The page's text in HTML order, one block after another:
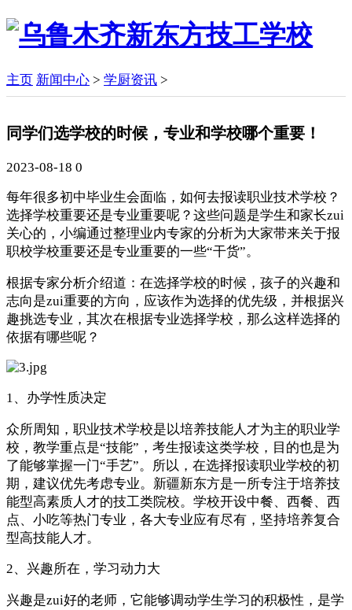
主页 新闻中心 > 学厨资讯 >
同学们选学校的时候，专业和学校哪个重要！
2023-08-18 0
每年很多初中毕业生会面临，如何去报读职业技术学校？
选择学校重要还是专业重要呢？这些问题是学生和家长zui
关心的，小编通过整理业内专家的分析为大家带来关于报
职校学校重要还是专业重要的一些“干货”。
根据专家分析介绍道：在选择学校的时候，孩子的兴趣和
志向是zui重要的方向，应该作为选择的优先级，并根据兴
趣挑选专业，其次在根据专业选择学校，那么这样选择的
依据有哪些呢？
1、办学性质决定
众所周知，职业技术学校是以培养技能人才为主的职业学
校，教学重点是“技能”，考生报读这类学校，目的也是为
了能够掌握一门“手艺”。所以，在选择报读职业学校的初
期，建议优先考虑专业。新疆新东方是一所专注于培养技
能型高素质人才的技工类院校。学校开设中餐、西餐、西
点、小吃等热门专业，各大专业应有尽有，坚持培养复合
型高技能人才。
2、兴趣所在，学习动力大
兴趣是zui好的老师，它能够调动学生学习的积极性，是学